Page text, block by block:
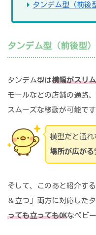
タンデム型（前後
タンデム型（前後型
タンデム型は横幅がスリム
モールなどの店舗の通路
スムーズな移動が可能です
横型だと通れ
場所が広がる
そして、このあと紹介す
＆立つ」両方に対応した
っても立ってもOKなベビ